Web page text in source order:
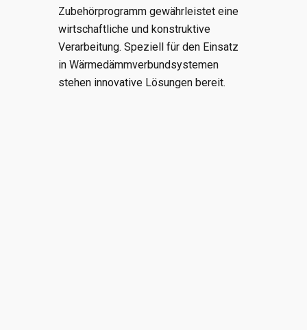
Zubehörprogramm gewährleistet eine
wirtschaftliche und konstruktive
Verarbeitung. Speziell für den Einsatz
in Wärmedämmverbundsystemen
stehen innovative Lösungen bereit.